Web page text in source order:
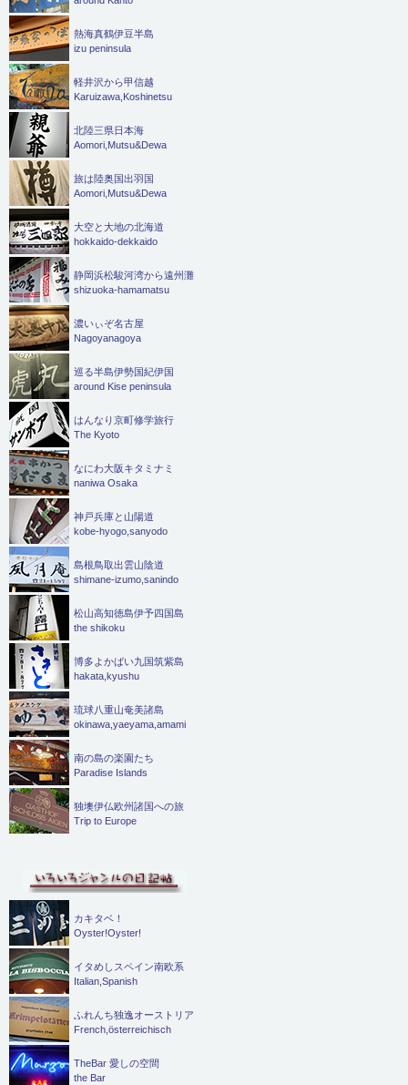
熱海真鶴伊豆半島
izu peninsula
軽井沢から甲信越
Karuizawa,Koshinetsu
北陸三県日本海
Aomori,Mutsu&Dewa
旅は陸奥国出羽国
Aomori,Mutsu&Dewa
大空と大地の北海道
hokkaido-dekkaido
静岡浜松駿河湾から遠州灘
shizuoka-hamamatsu
濃いぃぞ名古屋
Nagoyanagoya
巡る半島伊勢国紀伊国
around Kise peninsula
はんなり京町修学旅行
The Kyoto
なにわ大阪キタミナミ
naniwa Osaka
神戸兵庫と山陽道
kobe-hyogo,sanyodo
島根鳥取出雲山陰道
shimane-izumo,sanindo
松山高知徳島伊予四国島
the shikoku
博多よかばい九国筑紫島
hakata,kyushu
琉球八重山奄美諸島
okinawa,yaeyama,amami
南の島の楽園たち
Paradise Islands
独墺伊仏欧州諸国への旅
Trip to Europe
カキタベ！
Oyster!Oyster!
イタめしスペイン南欧系
Italian,Spanish
ふれんち独逸オーストリア
French,österreichisch
TheBar 愛しの空間
the Bar